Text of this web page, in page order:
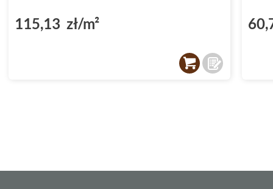
115,13 zł/m²